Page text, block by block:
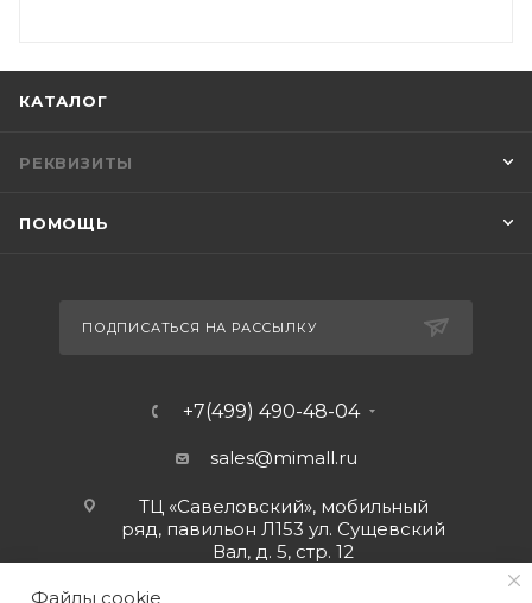
КАТАЛОГ
РЕКВИЗИТЫ
ПОМОЩЬ
ПОДПИСАТЬСЯ НА РАССЫЛКУ
+7(499) 490-48-04
sales@mimall.ru
ТЦ «Савеловский», мобильный
ряд, павильон Л153 ул. Сущевский
Вал, д. 5, стр. 12
Файлы cookie